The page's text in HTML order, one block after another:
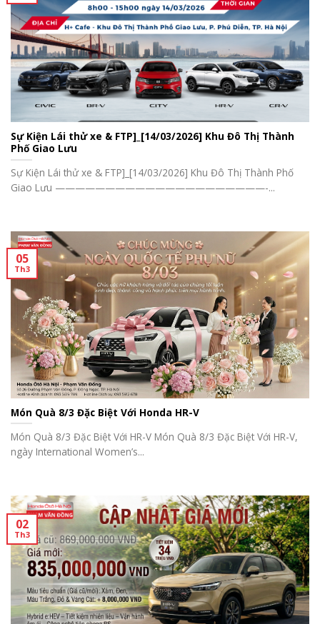
Sự Kiện Lái thử xe & FTP]_[14/03/2026] Khu Đô Thị Thành
Phố Giao Lưu
Sự Kiện Lái thử xe & FTP]_[14/03/2026] Khu Đô Thị Thành Phố
Giao Lưu —————————————————————-...
Món Quà 8/3 Đặc Biệt Với Honda HR-V
Món Quà 8/3 Đặc Biệt Với HR-V Món Quà 8/3 Đặc Biệt Với HR-V,
ngày International Women’s...
05
Th3
02
Th3